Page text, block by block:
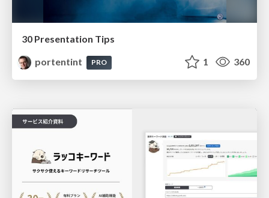
30 Presentation Tips
portentint
PRO 1 360